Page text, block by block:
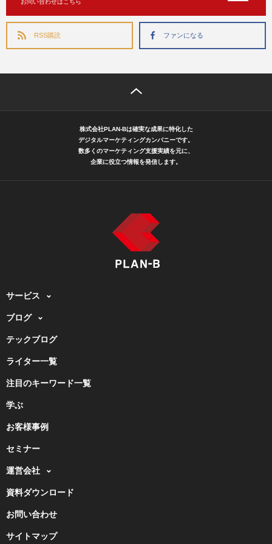
お問い合わせはこちら
RSS購読 ファンになる
株式会社PLAN-Bは確実な成果に特化した
デジタルマーケティングカンパニーです。
数多くのマーケティング支援実績を元に、
企業に役立つ情報を発信します。
サービス
ブログ
テックブログ
ライター一覧
注目のキーワード一覧
学ぶ
お客様事例
セミナー
運営会社
資料ダウンロード
お問い合わせ
サイトマップ